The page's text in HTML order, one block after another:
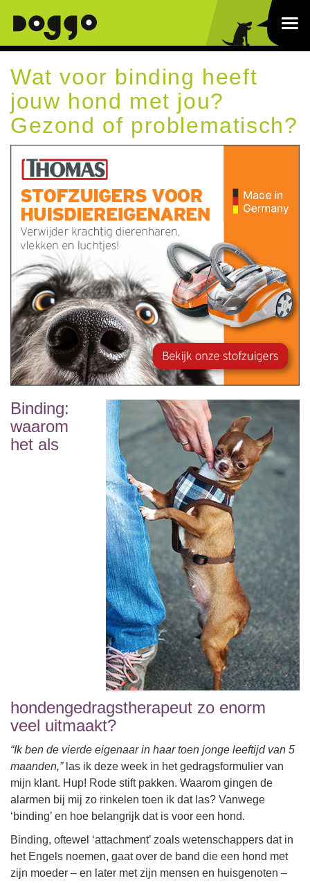
Wat voor binding heeft
jouw hond met jou?
Gezond of problematisch?
Binding:
waarom
het als
hondengedragstherapeut zo enorm
veel uitmaakt?
“Ik ben de vierde eigenaar in haar toen jonge leeftijd van 5
maanden,”las ik deze week in het gedragsformulier van
mijn klant. Hup! Rode stift pakken. Waarom gingen de
alarmen bij mij zo rinkelen toen ik dat las? Vanwege
‘binding’ en hoe belangrijk dat is voor een hond.
Binding, oftewel ‘attachment’ zoals wetenschappers dat in
het Engels noemen, gaat over de band die een hond met
zijn moeder – en later met zijn mensen en huisgenoten –